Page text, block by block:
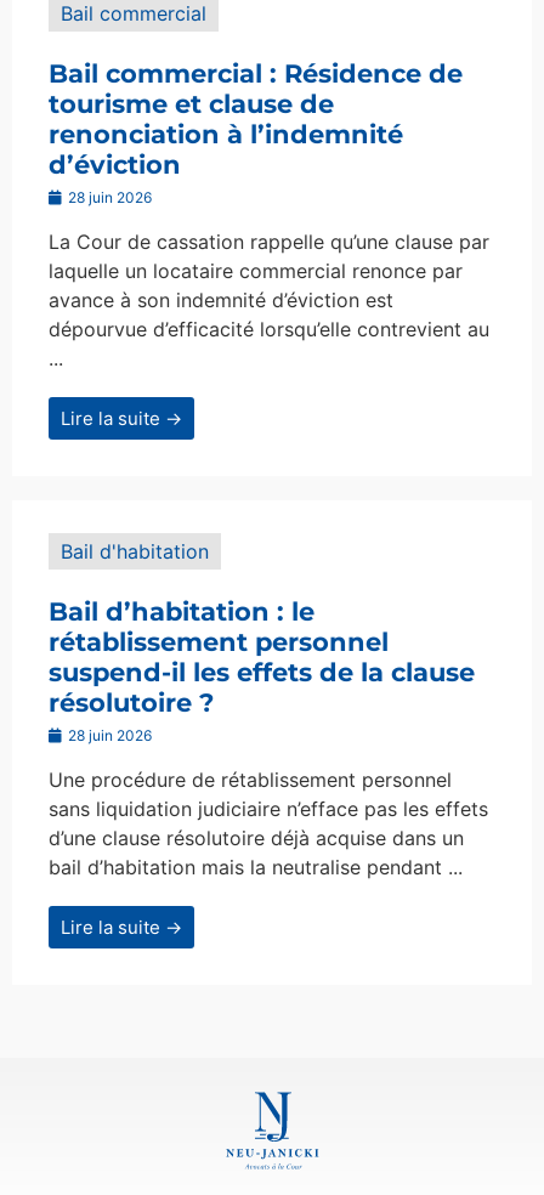
Bail commercial
Bail commercial : Résidence de
tourisme et clause de
renonciation à l’indemnité
d’éviction
28 juin 2026
La Cour de cassation rappelle qu’une clause par
laquelle un locataire commercial renonce par
avance à son indemnité d’éviction est
dépourvue d’efficacité lorsqu’elle contrevient au
...
Lire la suite →
Bail d'habitation
Bail d’habitation : le
rétablissement personnel
suspend-il les effets de la clause
résolutoire ?
28 juin 2026
Une procédure de rétablissement personnel
sans liquidation judiciaire n’efface pas les effets
d’une clause résolutoire déjà acquise dans un
bail d’habitation mais la neutralise pendant ...
Lire la suite →